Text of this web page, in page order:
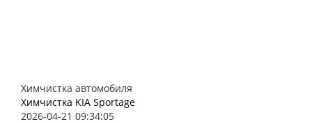
Химчистка автомобиля
Химчистка KIA Sportage
2026-04-21 09:34:05